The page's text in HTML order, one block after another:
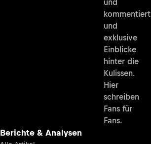
und
kommentiert
und
exklusive
Einblicke
hinter die
Kulissen.
Hier
schreiben
Fans für
Fans.
Berichte & Analysen